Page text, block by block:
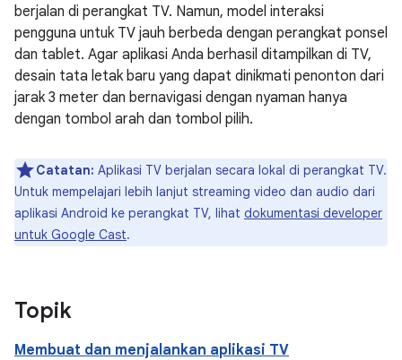
berjalan di perangkat TV. Namun, model interaksi
pengguna untuk TV jauh berbeda dengan perangkat ponsel
dan tablet. Agar aplikasi Anda berhasil ditampilkan di TV,
desain tata letak baru yang dapat dinikmati penonton dari
jarak 3 meter dan bernavigasi dengan nyaman hanya
dengan tombol arah dan tombol pilih.
Catatan: Aplikasi TV berjalan secara lokal di perangkat TV.
Untuk mempelajari lebih lanjut streaming video dan audio dari
aplikasi Android ke perangkat TV, lihat dokumentasi developer
untuk Google Cast.
Topik
Membuat dan menjalankan aplikasi TV